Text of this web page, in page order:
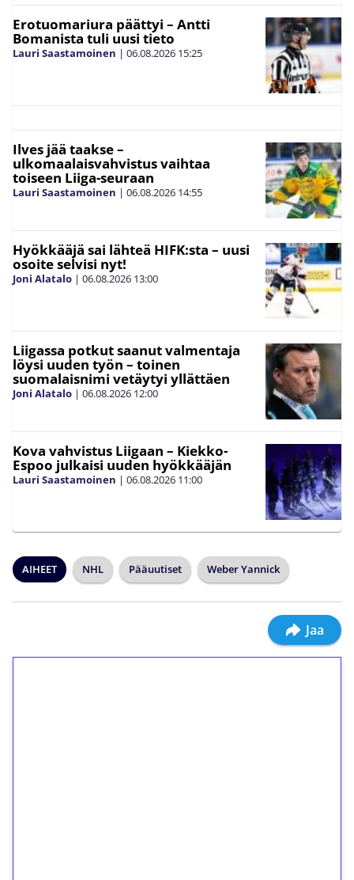
Erotuomariura päättyi – Antti
Bomanista tuli uusi tieto
Lauri Saastamoinen | 06.08.2026 15:25
Ilves jää taakse –
ulkomaalaisvahvistus vaihtaa
toiseen Liiga-seuraan
Lauri Saastamoinen | 06.08.2026 14:55
Hyökkääjä sai lähteä HIFK:sta – uusi
osoite selvisi nyt!
Joni Alatalo | 06.08.2026 13:00
Liigassa potkut saanut valmentaja
löysi uuden työn – toinen
suomalaisnimi vetäytyi yllättäen
Joni Alatalo | 06.08.2026 12:00
Kova vahvistus Liigaan – Kiekko-
Espoo julkaisi uuden hyökkääjän
Lauri Saastamoinen | 06.08.2026 11:00
AIHEET NHL Pääuutiset Weber Yannick
Jaa